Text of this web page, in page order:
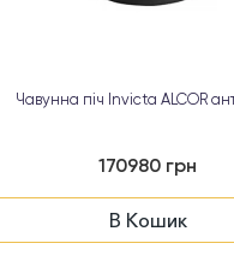
Чавунна піч Invicta ALCOR
170980 грн
В Кошик